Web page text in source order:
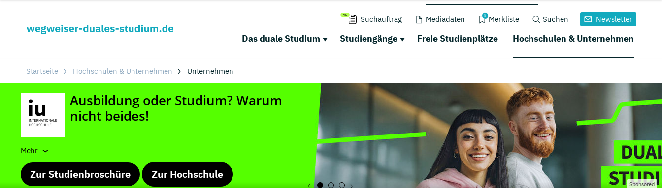
Suchauftrag Mediadaten 0 Merkliste Suchen Newsletter
Das duale Studium Studiengänge Freie Studienplätze Hochschulen & Unternehmen
Startseite Hochschulen & Unternehmen Unternehmen
Mehr
Zur Studienbroschüre Zur Hochschule
Sponsored